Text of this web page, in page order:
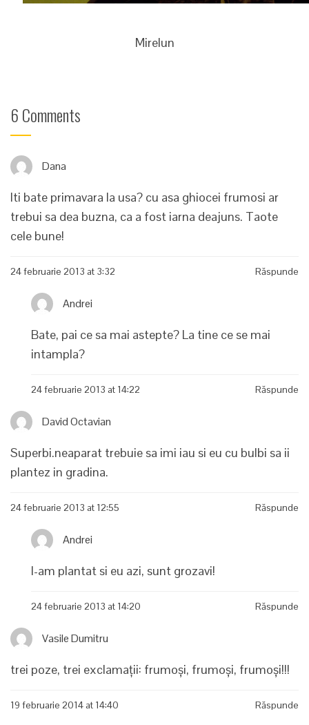
Mirelun
6 Comments
Dana
Iti bate primavara la usa? cu asa ghiocei frumosi ar
trebui sa dea buzna, ca a fost iarna deajuns. Taote
cele bune!
24 februarie 2013 at 3:32 Răspunde
Andrei
Bate, pai ce sa mai astepte? La tine ce se mai
intampla?
24 februarie 2013 at 14:22 Răspunde
David Octavian
Superbi.neaparat trebuie sa imi iau si eu cu bulbi sa ii
plantez in gradina.
24 februarie 2013 at 12:55 Răspunde
Andrei
I-am plantat si eu azi, sunt grozavi!
24 februarie 2013 at 14:20 Răspunde
Vasile Dumitru
trei poze, trei exclamaţii: frumoşi, frumoşi, frumoşi!!!
19 februarie 2014 at 14:40 Răspunde